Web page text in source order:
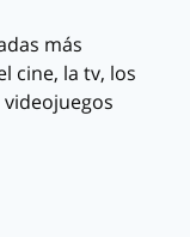
más
cine, la tv, los